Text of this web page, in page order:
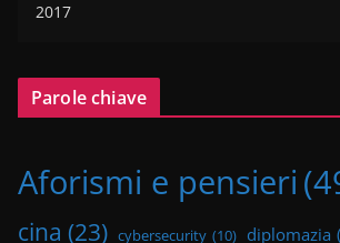
2017
Parole chiave
Aforismi e pensieri
cina (23) cybersecurity (10) diplomazia